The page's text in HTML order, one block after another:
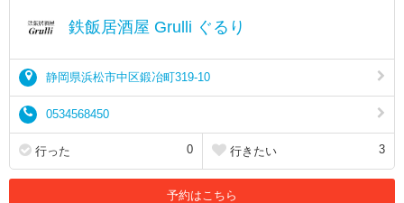
鉄飯居酒屋 Grulli ぐるり
静岡県浜松市中区鍛冶町319-10
0534568450
行った 0 行きたい 3
予約はこちら